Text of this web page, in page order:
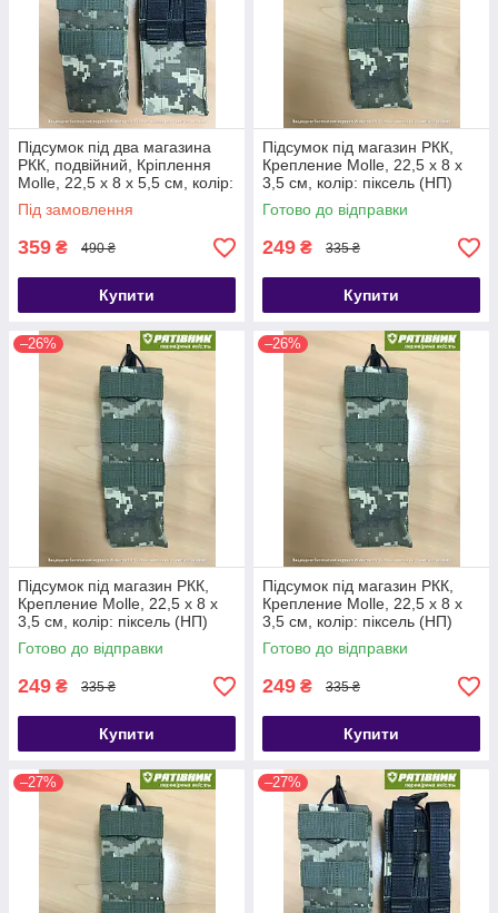
Підсумок під два магазина
РКК, подвійний, Кріплення
Molle, 22,5 х 8 х 5,5 см, колір:
піксель (НП)
Під замовлення
359 ₴ 490 ₴
Купити
Підсумок під магазин РКК,
Крепление Molle, 22,5 х 8 х
3,5 см, колір: піксель (НП)
Готово до відправки
249 ₴ 335 ₴
Купити
–26%
Підсумок під магазин РКК,
Крепление Molle, 22,5 х 8 х
3,5 см, колір: піксель (НП)
Готово до відправки
249 ₴ 335 ₴
Купити
–26%
Підсумок під магазин РКК,
Крепление Molle, 22,5 х 8 х
3,5 см, колір: піксель (НП)
Готово до відправки
249 ₴ 335 ₴
Купити
–27% –27%